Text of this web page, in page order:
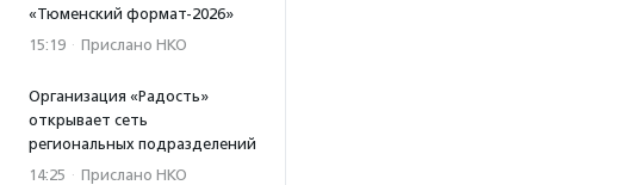
«Тюменский формат-2026»
15:19 · Прислано НКО
Организация «Радость»
открывает сеть
региональных подразделений
14:25 · Прислано НКО